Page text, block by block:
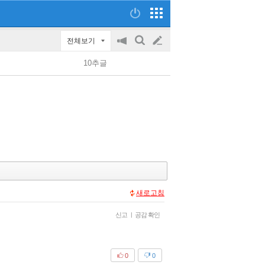
전체보기
공
on/off
검
글
쓰
10추글
새로고침
신고 | 공감 확인
0
0